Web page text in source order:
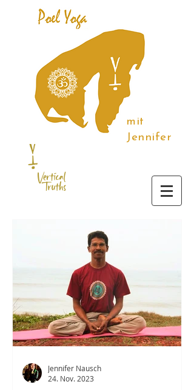
mit
Jennifer
Jennifer Nausch
24. Nov. 2023